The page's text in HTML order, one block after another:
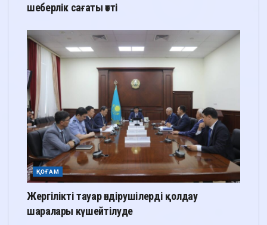
шеберлік сағаты өтті
ҚОҒАМ
Жергілікті тауар өндірушілерді қолдау
шаралары күшейтілуде